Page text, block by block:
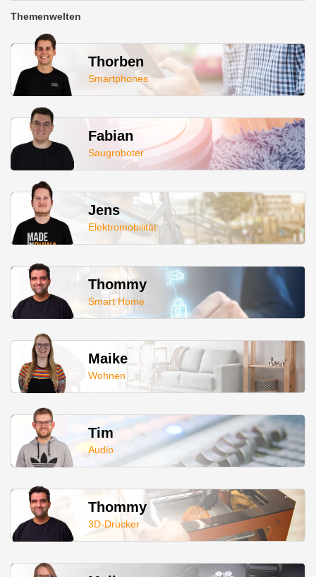
Themenwelten
Thorben
Smartphones
Fabian
Saugroboter
Jens
Elektromobilität
Thommy
Smart Home
Maike
Wohnen
Tim
Audio
Thommy
3D-Drucker